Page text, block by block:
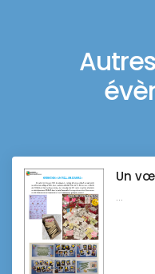
Un
...